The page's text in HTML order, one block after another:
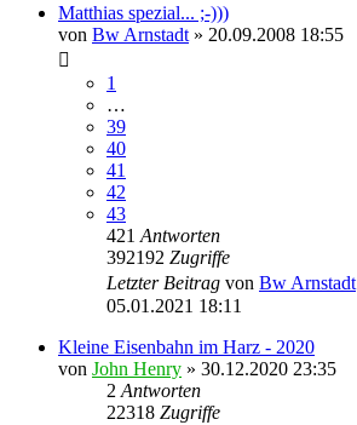
Matthias spezial... ;-)))
von Bw Arnstadt » 20.09.2008 18:55
1
…
39
40
41
42
43
421 Antworten
392192 Zugriffe
Letzter Beitrag von Bw Arnstadt
05.01.2021 18:11
Kleine Eisenbahn im Harz - 2020
von John Henry » 30.12.2020 23:35
2 Antworten
22318 Zugriffe